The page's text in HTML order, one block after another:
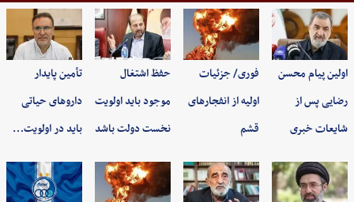
اولین پیام محسن
رضایی پس از
شایعات خبری
فوری/ جزئیات
اولیه از انفجارهای
قشم
حفظ اشتغال
موجود باید اولویت
نخست دولت باشد
تأمین پایدار
داروهای حیاتی
باید در اولویت…